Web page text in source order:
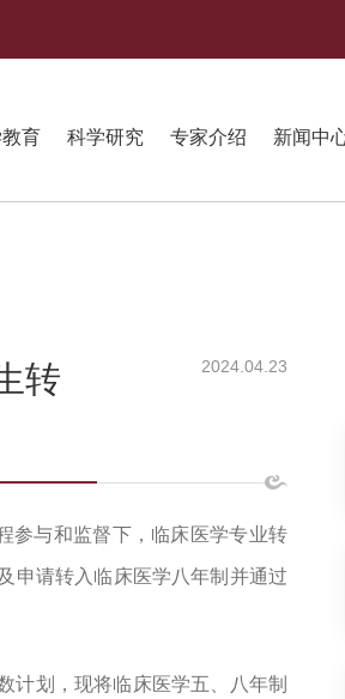
育 科学研究 专家介绍 新闻中
转
2024.04.23
参与和监督下，临床医学专业转
申请转入临床医学八年制并通过
计划，现将临床医学五、八年制